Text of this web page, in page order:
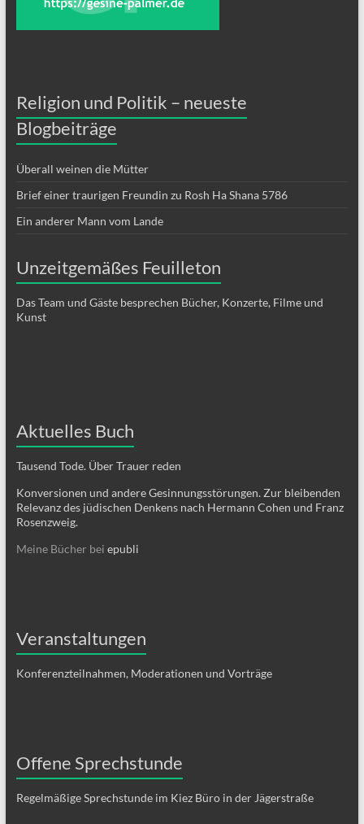
Religion und Politik – neueste
Blogbeiträge
Überall weinen die Mütter
Brief einer traurigen Freundin zu Rosh Ha Shana 5786
Ein anderer Mann vom Lande
Unzeitgemäßes Feuilleton
Das Team und Gäste besprechen Bücher, Konzerte, Filme und
Kunst
Aktuelles Buch
Tausend Tode. Über Trauer reden
Konversionen und andere Gesinnungsstörungen. Zur bleibenden
Relevanz des jüdischen Denkens nach Hermann Cohen und Franz
Rosenzweig.
Meine Bücher bei epubli
Veranstaltungen
Konferenzteilnahmen, Moderationen und Vorträge
Offene Sprechstunde
Regelmäßige Sprechstunde im Kiez Büro in der Jägerstraße